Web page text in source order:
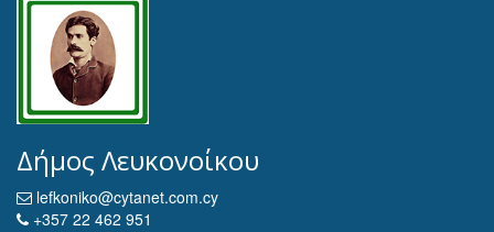
Δήμος Λευκονοίκου
lefkoniko@cytanet.com.cy
+357 22 462 951